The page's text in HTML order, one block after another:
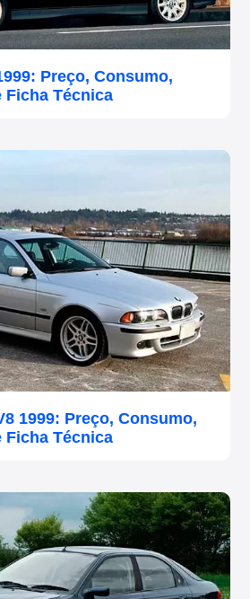
Preço, Consumo,
Ficha Técnica
1999: Preço, Consumo,
Ficha Técnica